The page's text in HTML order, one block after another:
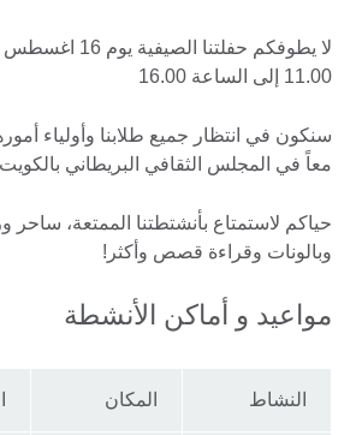
11.00 إلى الساعة 16.00
سنكون في انتظار جميع طلابنا وأولياء
معاً في المجلس الثقافي البريطاني
حياكم لاستمتاع بأنشتطتنا الممتعة،
وبالونات وقراءة قصص وأكثر!
مواعيد و أماكن الأنشطة
النشاط المكان